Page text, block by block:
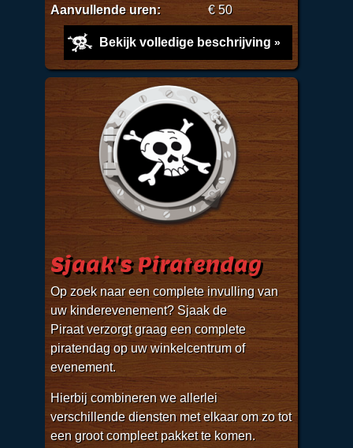
Aanvullende uren:
€ 50
Bekijk volledige beschrijving
Sjaak's Piratendag
Op zoek naar een complete invulling van
uw kinderevenement? Sjaak de
Piraat verzorgt graag een complete
piratendag op uw winkelcentrum of
evenement.
Hierbij combineren we allerlei
verschillende diensten met elkaar om zo tot
een groot compleet pakket te komen.